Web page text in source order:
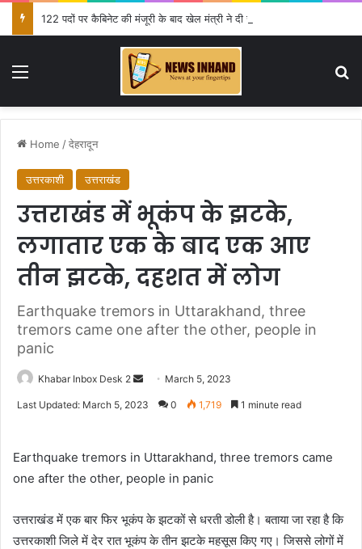
122 पदों पर कैबिनेट की मंजूरी के बाद खेल मंत्री ने दी जानकारी
Menu
Home /देहरादून
उत्तरकाशी उत्तराखंड
उत्तराखंड में भूकंप के झटके,
लगातार एक के बाद एक आए
तीन झटके, दहशत में लोग
Earthquake tremors in Uttarakhand, three
tremors came one after the other, people in
panic
Khabar Inbox Desk 2
Send March 5, 2023
Last Updated: March 5, 2023 0 1,719 1 minute read
Earthquake tremors in Uttarakhand, three tremors came
one after the other, people in panic
उत्तराखंड में एक बार फिर भूकंप के झटकों से धरती डोली है। बताया जा रहा है कि
उत्तरकाशी जिले में देर रात भूकंप के तीन झटके महसूस किए गए। जिससे लोगों में